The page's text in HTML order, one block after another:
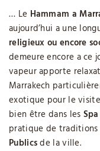
… Le Hammam a
aujourd’hui a une
religieux ou encore
demeure encore a ce
vapeur apporte
Marrakech
exotique pour le
bien être dans les
pratique de traditions
Publicsde la ville.